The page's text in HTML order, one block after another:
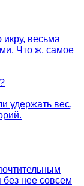
весьма
Что ж, самое
удержать вес,
без нее совсем